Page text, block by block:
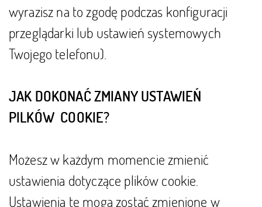
wyrazisz na to zgodę podczas konfiguracji
przeglądarki lub ustawień systemowych
Twojego telefonu).
JAK DOKONAĆ ZMIANY USTAWIEŃ
PILKÓW COOKIE?
Możesz w każdym momencie zmienić
ustawienia dotyczące plików cookie.
Ustawienia te mogą zostać zmienione w